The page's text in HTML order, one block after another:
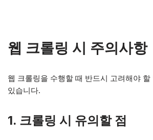
웹 크롤링 시 주의사항
웹 크롤링을 수행할 때 반드시 고려해야
있습니다.
1. 크롤링 시 유의할 점